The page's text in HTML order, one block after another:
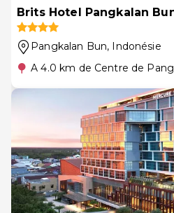
Brits Hotel Pangkalan
Pangkalan Bun, Indonésie
A 4.0 km de Centre de